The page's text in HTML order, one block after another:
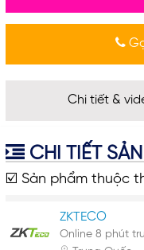
Chi tiết &
CHI TIẾT
☑️ Sản phẩm thuộc
ZKTECO
Online 8 phút